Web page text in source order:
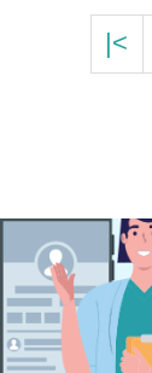
|<